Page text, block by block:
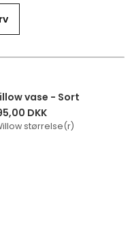
vase - Sort
DKK
størrelse(r)